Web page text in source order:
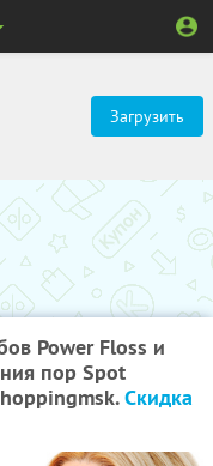
Загрузить
Power Floss и
пор Spot
Скидка